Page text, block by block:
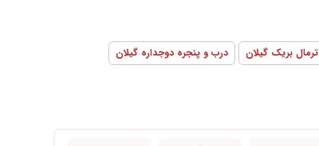
ترمال بریک گیلان درب و پنجره دوجداره گیلان